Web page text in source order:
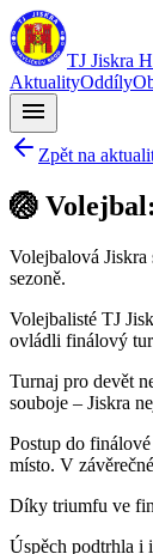
TJ Jiskra
AktualityOddíly
menu
Zpět na
🏐
Volejbalová
sezoně.
Volejbalisté TJ
ovládli finálový
Turnaj pro devět
souboje – Jiskra
Postup do
místo. V
Díky triumfu ve
Úspěch podtrhla i